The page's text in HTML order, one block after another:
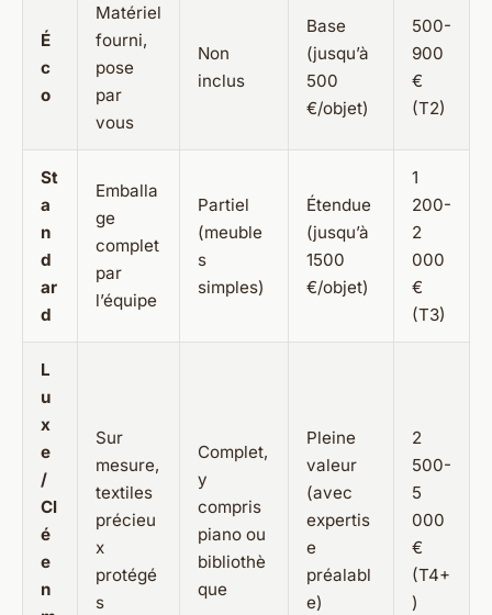
É
c
o
Matériel
fourni,
pose
par
vous
Non
inclus
Base
(jusqu’à
500
€/objet)
500-
900
€
(T2)
St
a
n
d
ar
d
Emballa
ge
complet
par
l’équipe
Partiel
(meuble
s
simples)
Étendue
(jusqu’à
1500
€/objet)
1
200-
2
000
€
(T3)
L
u
x
e
/
Cl
é
e
n
Sur
mesure,
textiles
précieu
x
protégé
s
Complet,
y
compris
piano ou
bibliothè
que
Pleine
valeur
(avec
expertis
e
préalabl
e)
2
500-
5
000
€
(T4+
)